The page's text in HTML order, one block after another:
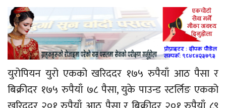
युरोपियन युरो एकको खरिददर १७५ रुपैयाँ आठ पैसा र
बिक्रीदर १७५ रुपैयाँ ७८ पैसा, युके पाउन्ड स्टर्लिङ एकको